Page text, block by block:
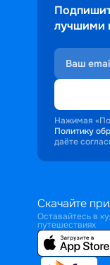
лучшими
Нажимая
Политику
даёте
Скачайте
Оставайтесь в
путешествиях